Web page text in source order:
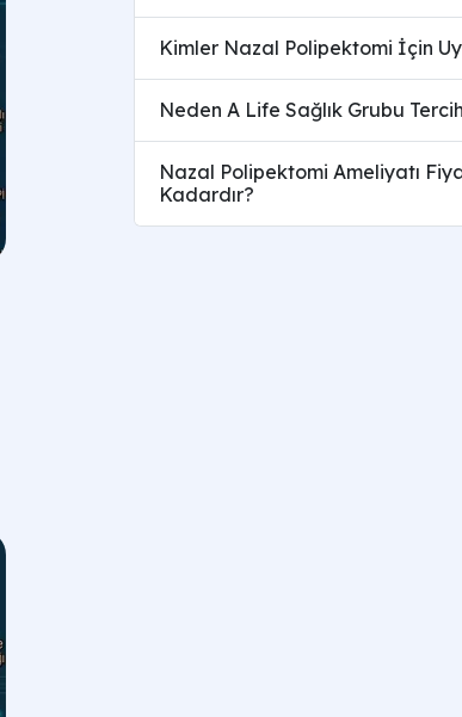
Kimler Nazal Polipektomi İçin
Neden A Life Sağlık Grubu
Nazal Polipektomi Ameliyatı
Kadardır?